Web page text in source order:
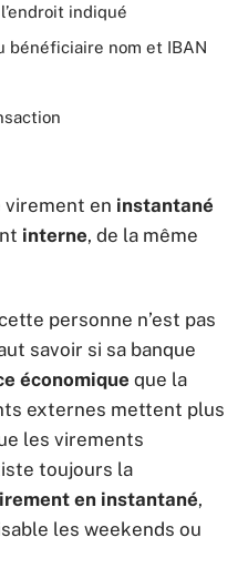
indiqué
bénéficiaire nom et IBAN
virement en instantané
interne, de la même
personne n’est pas
savoir si sa banque
économique que la
externes mettent plus
les virements
toujours la
en instantané,
les weekends ou